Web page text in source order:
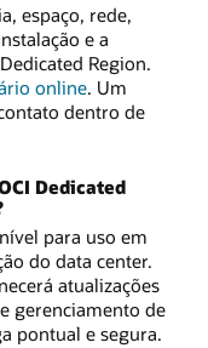
espaço, rede,
e a
Region.
online. Um
dentro de
Dedicated
para uso em
do data center.
atualizações
gerenciamento de
pontual e segura.